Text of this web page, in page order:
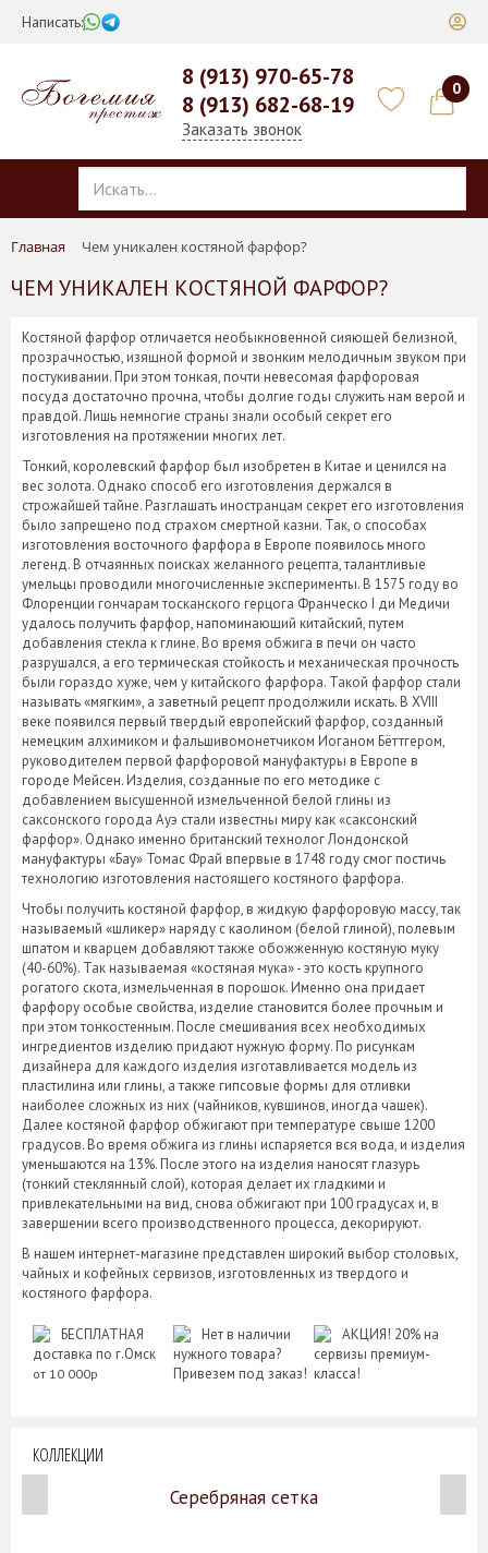
Написать:
8 (913) 970-65-78
8 (913) 682-68-19
Заказать звонок
0
Главная Чем уникален костяной фарфор?
ЧЕМ УНИКАЛЕН КОСТЯНОЙ ФАРФОР?
Костяной фарфор отличается необыкновенной сияющей белизной,
прозрачностью, изящной формой и звонким мелодичным звуком при
постукивании. При этом тонкая, почти невесомая фарфоровая
посуда достаточно прочна, чтобы долгие годы служить нам верой и
правдой. Лишь немногие страны знали особый секрет его
изготовления на протяжении многих лет.
Тонкий, королевский фарфор был изобретен в Китае и ценился на
вес золота. Однако способ его изготовления держался в
строжайшей тайне. Разглашать иностранцам секрет его изготовления
было запрещено под страхом смертной казни. Так, о способах
изготовления восточного фарфора в Европе появилось много
легенд. В отчаянных поисках желанного рецепта, талантливые
умельцы проводили многочисленные эксперименты. В 1575 году во
Флоренции гончарам тосканского герцога Франческо I ди Медичи
удалось получить фарфор, напоминающий китайский, путем
добавления стекла к глине. Во время обжига в печи он часто
разрушался, а его термическая стойкость и механическая прочность
были гораздо хуже, чем у китайского фарфора. Такой фарфор стали
называть «мягким», а заветный рецепт продолжили искать. В XVIII
веке появился первый твердый европейский фарфор, созданный
немецким алхимиком и фальшивомонетчиком Иоганом Бёттгером,
руководителем первой фарфоровой мануфактуры в Европе в
городе Мейсен. Изделия, созданные по его методике с
добавлением высушенной измельченной белой глины из
саксонского города Ауэ стали известны миру как «саксонский
фарфор». Однако именно британский технолог Лондонской
мануфактуры «Бау» Томас Фрай впервые в 1748 году смог постичь
технологию изготовления настоящего костяного фарфора.
Чтобы получить костяной фарфор, в жидкую фарфоровую массу, так
называемый «шликер» наряду с каолином (белой глиной), полевым
шпатом и кварцем добавляют также обожженную костяную муку
(40-60%). Так называемая «костяная мука» - это кость крупного
рогатого скота, измельченная в порошок. Именно она придает
фарфору особые свойства, изделие становится более прочным и
при этом тонкостенным. После смешивания всех необходимых
ингредиентов изделию придают нужную форму. По рисункам
дизайнера для каждого изделия изготавливается модель из
пластилина или глины, а также гипсовые формы для отливки
наиболее сложных из них (чайников, кувшинов, иногда чашек).
Далее костяной фарфор обжигают при температуре свыше 1200
градусов. Во время обжига из глины испаряется вся вода, и изделия
уменьшаются на 13%. После этого на изделия наносят глазурь
(тонкий стеклянный слой), которая делает их гладкими и
привлекательными на вид, снова обжигают при 100 градусах и, в
завершении всего производственного процесса, декорируют.
В нашем интернет-магазине представлен широкий выбор столовых,
чайных и кофейных сервизов, изготовленных из твердого и
костяного фарфора.
БЕСПЛАТНАЯ
доставка по г.Омск
от 10 000р
Нет в наличии
нужного товара?
Привезем под заказ!
АКЦИЯ! 20% на
сервизы премиум-
класса!
КОЛЛЕКЦИИ
Серебряная сетка